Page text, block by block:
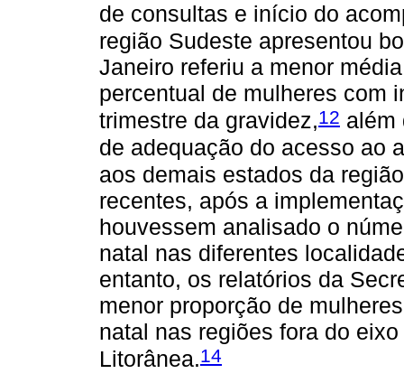
de consultas e início do
região Sudeste apresentou
Janeiro referiu a menor
percentual de mulheres com
trimestre da gravidez,12 além
de adequação do acesso ao
aos demais estados da
recentes, após a
houvessem analisado o
natal nas diferentes
entanto, os relatórios da
menor proporção de
natal nas regiões fora do
Litorânea.14